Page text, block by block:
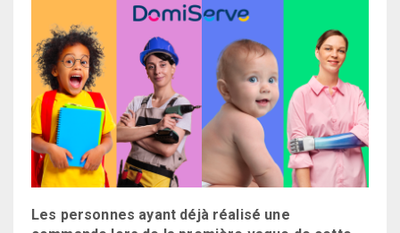
Les personnes ayant déjà réalisé une